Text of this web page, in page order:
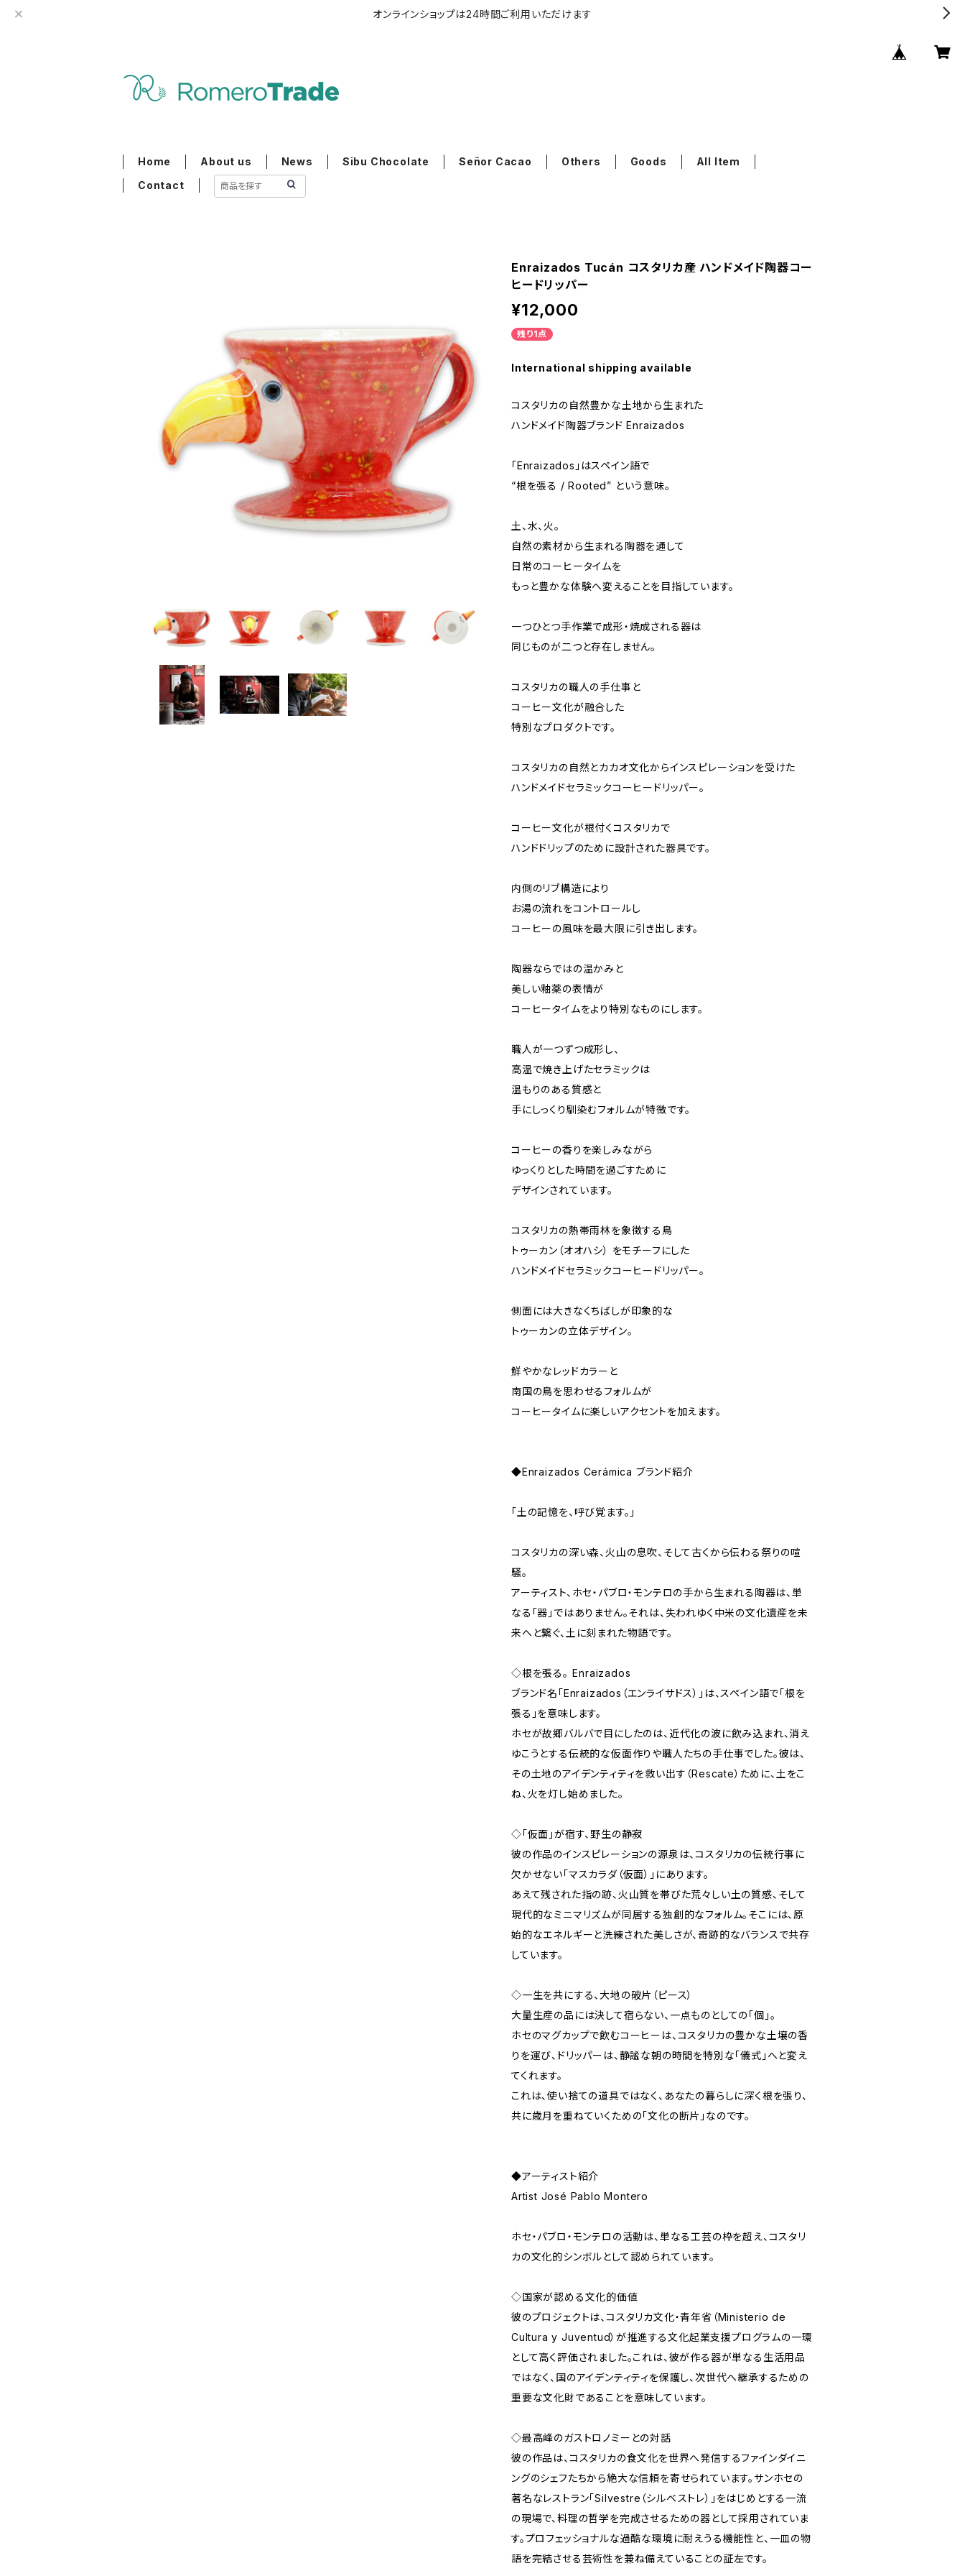
オンラインショップは24時間ご利用いただけます
Home About us News Sibu Chocolate Señor Cacao Others Goods
All Item
Contact
Enraizados Tucán コスタリカ産 ハンドメイド陶器コー
ヒードリッパー
¥12,000
残り1点
International shipping available
コスタリカの自然豊かな土地から生まれた
ハンドメイド陶器ブランド Enraizados
「Enraizados」はスペイン語で
“根を張る / Rooted” という意味。
土、水、火。
自然の素材から生まれる陶器を通して
日常のコーヒータイムを
もっと豊かな体験へ変えることを目指しています。
一つひとつ手作業で成形・焼成される器は
同じものが二つと存在しません。
コスタリカの職人の手仕事と
コーヒー文化が融合した
特別なプロダクトです。
コスタリカの自然とカカオ文化からインスピレーションを受けた
ハンドメイドセラミックコーヒードリッパー。
コーヒー文化が根付くコスタリカで
ハンドドリップのために設計された器具です。
内側のリブ構造により
お湯の流れをコントロールし
コーヒーの風味を最大限に引き出します。
陶器ならではの温かみと
美しい釉薬の表情が
コーヒータイムをより特別なものにします。
職人が一つずつ成形し、
高温で焼き上げたセラミックは
温もりのある質感と
手にしっくり馴染むフォルムが特徴です。
コーヒーの香りを楽しみながら
ゆっくりとした時間を過ごすために
デザインされています。
コスタリカの熱帯雨林を象徴する鳥
トゥーカン（オオハシ） をモチーフにした
ハンドメイドセラミックコーヒードリッパー。
側面には大きなくちばしが印象的な
トゥーカンの立体デザイン。
鮮やかなレッドカラーと
南国の鳥を思わせるフォルムが
コーヒータイムに楽しいアクセントを加えます。
◆Enraizados Cerámica ブランド紹介
「土の記憶を、呼び覚ます。」
コスタリカの深い森、火山の息吹、そして古くから伝わる祭りの喧
騒。
アーティスト、ホセ・パブロ・モンテロの手から生まれる陶器は、単
なる「器」ではありません。それは、失われゆく中米の文化遺産を未
来へと繋ぐ、土に刻まれた物語です。
◇根を張る。―― Enraizados
ブランド名「Enraizados（エンライサドス）」は、スペイン語で「根を
張る」を意味します。
ホセが故郷バルバで目にしたのは、近代化の波に飲み込まれ、消え
ゆこうとする伝統的な仮面作りや職人たちの手仕事でした。彼は、
その土地のアイデンティティを救い出す（Rescate）ために、土をこ
ね、火を灯し始めました。
◇「仮面」が宿す、野生の静寂
彼の作品のインスピレーションの源泉は、コスタリカの伝統行事に
欠かせない「マスカラダ（仮面）」にあります。
あえて残された指の跡、火山質を帯びた荒々しい土の質感、そして
現代的なミニマリズムが同居する独創的なフォルム。そこには、原
始的なエネルギーと洗練された美しさが、奇跡的なバランスで共存
しています。
◇一生を共にする、大地の破片（ピース）
大量生産の品には決して宿らない、一点ものとしての「個」。
ホセのマグカップで飲むコーヒーは、コスタリカの豊かな土壌の香
りを運び、ドリッパーは、静謐な朝の時間を特別な「儀式」へと変え
てくれます。
これは、使い捨ての道具ではなく、あなたの暮らしに深く根を張り、
共に歳月を重ねていくための「文化の断片」なのです。
◆アーティスト紹介
Artist José Pablo Montero
ホセ・パブロ・モンテロの活動は、単なる工芸の枠を超え、コスタリ
カの文化的シンボルとして認められています。
◇国家が認める文化的価値
彼のプロジェクトは、コスタリカ文化・青年省（Ministerio de
Cultura y Juventud）が推進する文化起業支援プログラムの一環
として高く評価されました。これは、彼が作る器が単なる生活用品
ではなく、国のアイデンティティを保護し、次世代へ継承するための
重要な文化財であることを意味しています。
◇最高峰のガストロノミーとの対話
彼の作品は、コスタリカの食文化を世界へ発信するファインダイニ
ングのシェフたちから絶大な信頼を寄せられています。サンホセの
著名なレストラン「Silvestre（シルベストレ）」をはじめとする一流
の現場で、料理の哲学を完成させるための器として採用されていま
す。プロフェッショナルな過酷な環境に耐えうる機能性と、一皿の物
語を完結させる芸術性を兼ね備えていることの証左です。